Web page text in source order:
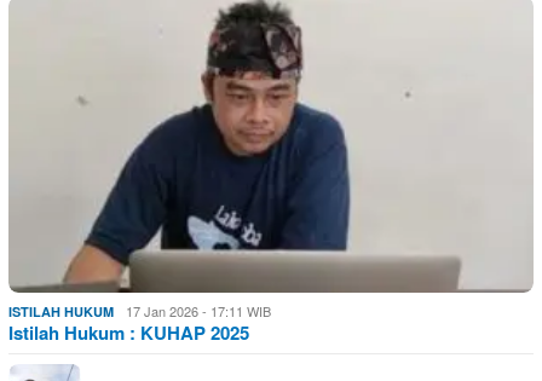
ISTILAH HUKUM 17 Jan 2026 - 17:11 WIB
Istilah Hukum : KUHAP 2025